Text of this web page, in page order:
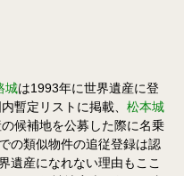
城は1993年に世界遺産に登
暫定リストに掲載、 松本城
候補地を公募した際に名乗
の類似物件の追従登録は認
遺産になれない理由もここ